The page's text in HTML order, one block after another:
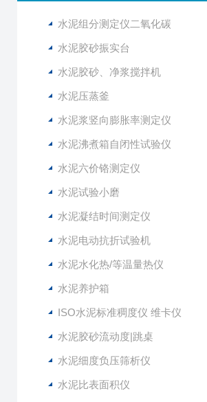
水泥组分测定仪二氧化碳
水泥胶砂振实台
水泥胶砂、净浆搅拌机
水泥压蒸釜
水泥浆竖向膨胀率测定仪
水泥沸煮箱自闭性试验仪
水泥六价铬测定仪
水泥试验小磨
水泥凝结时间测定仪
水泥电动抗折试验机
水泥水化热/等温量热仪
水泥养护箱
ISO水泥标准稠度仪 维卡仪
水泥胶砂流动度|跳桌
水泥细度负压筛析仪
水泥比表面积仪